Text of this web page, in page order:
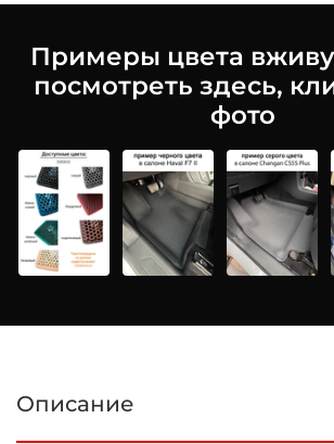
Примеры цвета
посмотреть здесь,
фото
Описание